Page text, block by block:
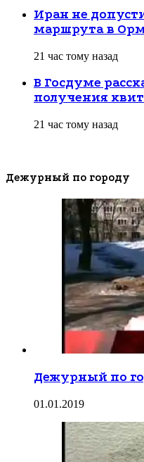
Иран не
маршрута в
21 час тому назад
В Госдуме
получения
21 час тому назад
Дежурный по городу
Дежурный по
01.01.2019